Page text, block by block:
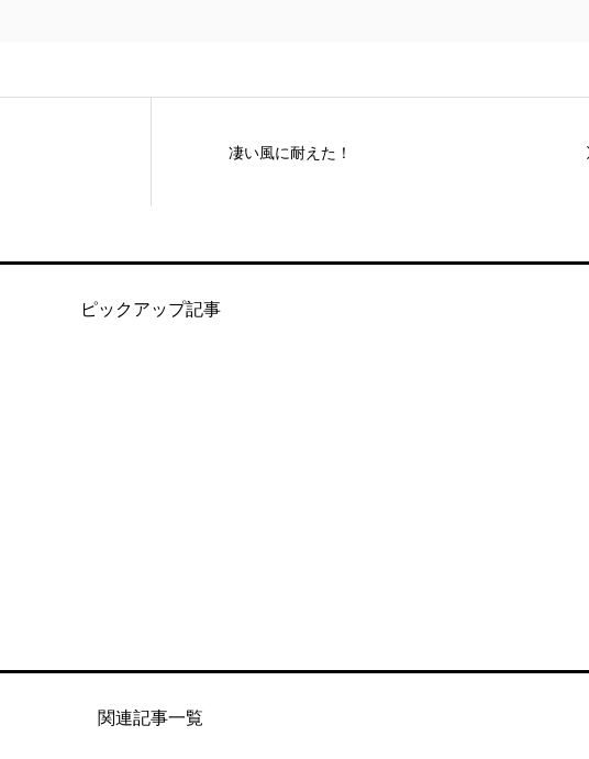
凄い風に耐えた！
ピックアップ記事
関連記事一覧